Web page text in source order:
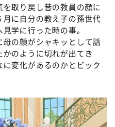
取り戻し昔の教員の顔に
に自分の教え子の孫世代
学に行った時の事。
の顔がシャキッとして話
のように切れが出てき
変化があるのかとビック